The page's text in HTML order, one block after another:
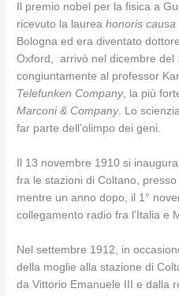
Il premio nobel per la fisica a
ricevuto la laureahonoris causa
Bologna ed era diventato
Oxford, arrivò nel dicembre del
congiuntamente al professor
Telefunken Company, la più
Marconi & Company. Lo
far parte dell’olimpo dei geni.
Il 13 novembre 1910 si
fra le stazioni di Coltano,
mentre un anno dopo, il 1°
collegamento radio fra l’Italia e
Nel settembre 1912, in
della moglie alla stazione di
da Vittorio Emanuele III e dalla